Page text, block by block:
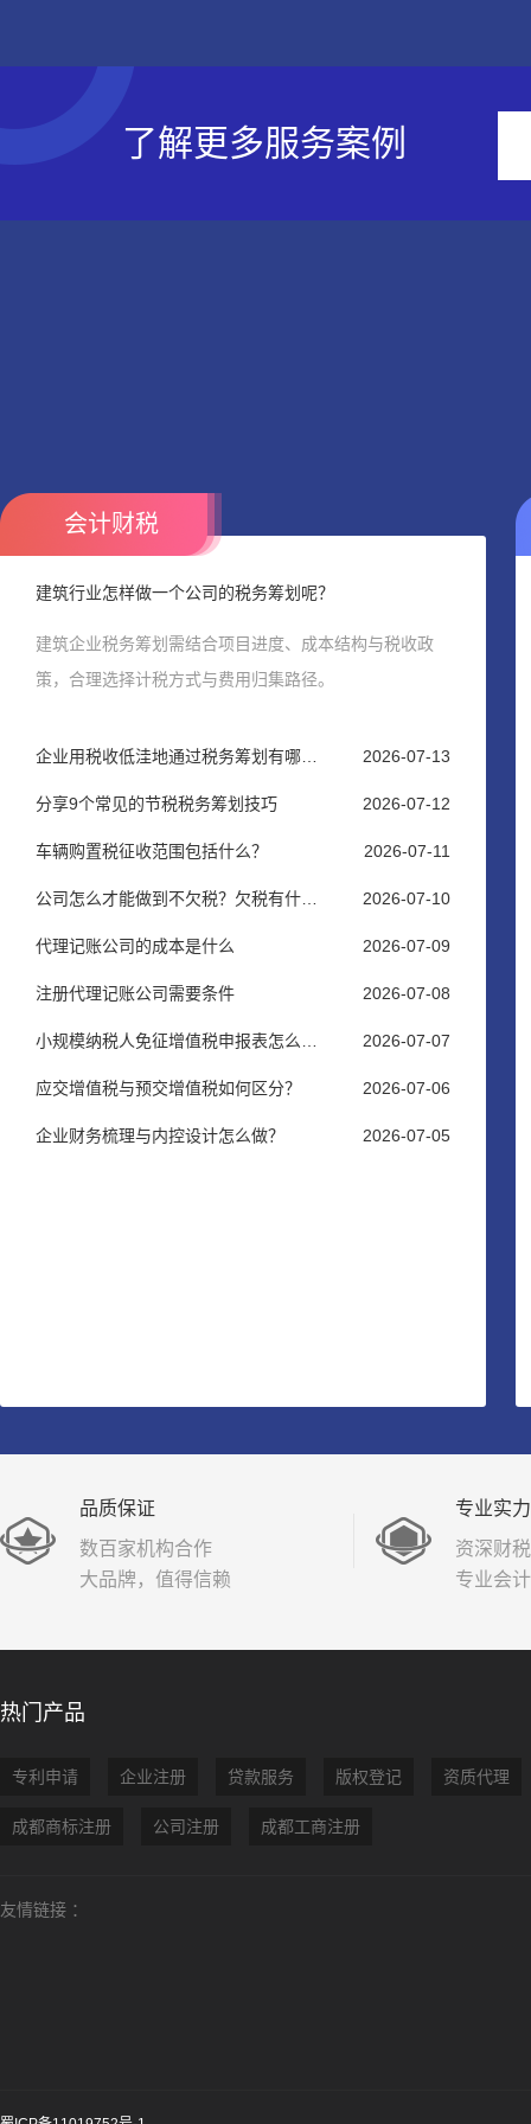
了解更多服务案例
建筑行业怎样做一个公司的税务筹划呢？
建筑企业税务筹划需结合项目进度、成本结构与税收政
策，合理选择计税方式与费用归集路径。
2026-07-13
分享9个常见的节税税务筹划技巧 2026-07-12
车辆购置税征收范围包括什么？ 2026-07-11
2026-07-10
代理记账公司的成本是什么 2026-07-09
注册代理记账公司需要条件 2026-07-08
2026-07-07
应交增值税与预交增值税如何区分？ 2026-07-06
企业财务梳理与内控设计怎么做？ 2026-07-05
会计财税
品质保证
数百家机构合作
大品牌，值得信赖
专业实力
资深财
专业会
热门产品
专利申请 企业注册 贷款服务 版权登记 资质代理
成都商标注册 公司注册 成都工商注册
友情链接 ：